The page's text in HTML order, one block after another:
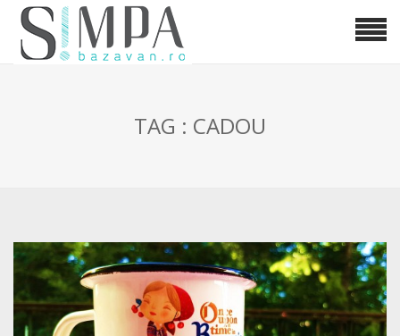
TAG : CADOU